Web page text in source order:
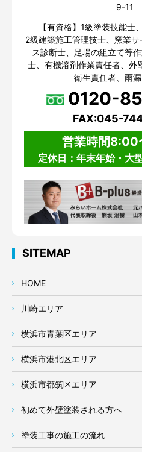
9-11
【有資格】1級塗装技能士
2級建築施工管理技士、窯業
ス診断士、足場の組立て等
士、有機溶剤作業責任者、外
衛生責任者、雨
0120-
FAX:045-
営業時間
定休日：年末年始・大
SITEMAP
HOME
川崎エリア
横浜市青葉区エリア
横浜市港北区エリア
横浜市都筑区エリア
初めて外壁塗装される方へ
塗装工事の施工の流れ